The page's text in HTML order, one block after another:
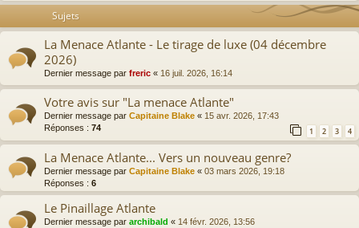
Sujets
La Menace Atlante - Le tirage de luxe (04 décembre
2026)
Dernier message par freric « 16 juil. 2026, 16:14
Votre avis sur "La menace Atlante"
Dernier message par Capitaine Blake « 15 avr. 2026, 17:43
Réponses : 74 1 2 3 4
La Menace Atlante... Vers un nouveau genre?
Dernier message par Capitaine Blake « 03 mars 2026, 19:18
Réponses : 6
Le Pinaillage Atlante
Dernier message par archibald « 14 févr. 2026, 13:56